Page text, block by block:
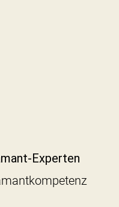
Experten